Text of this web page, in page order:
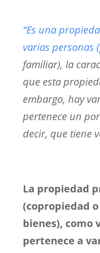
“Es una
varias personas (
familiar), la
que esta
embargo, hay
pertenece un
decir, que tiene
La propiedad
(copropiedad
bienes), como
pertenece a